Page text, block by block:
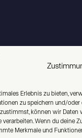
Erlebnis zu bieten,
zu speichern und/oder
zustimmst, können wir Daten
verarbeiten. Wenn du deine
Merkmale und
Linkedin